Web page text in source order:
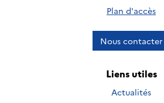
Plan d'accès
Nous contacter
Liens utiles
Actualités